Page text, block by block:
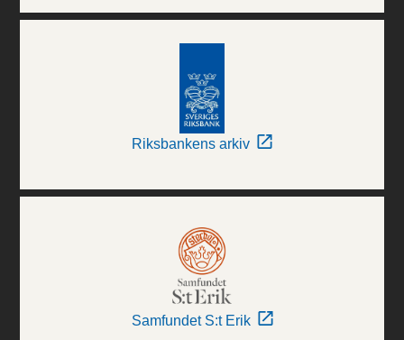
Riksbankens arkiv
Samfundet S:t Erik